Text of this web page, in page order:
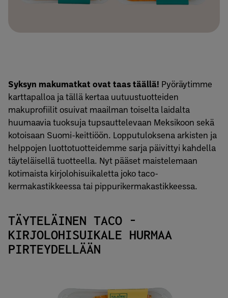
Syksyn makumatkat ovat taas täällä! Pyöräytimme
karttapalloa ja tällä kertaa uutuustuotteiden
makuprofiilit osuivat maailman toiselta laidalta
huumaavia tuoksuja tupsauttelevaan Meksikoon sekä
kotoisaan Suomi-keittiöön. Lopputuloksena arkisten ja
helppojen luottotuotteidemme sarja päivittyi kahdella
täyteläisellä tuotteella. Nyt pääset maistelemaan
kotimaista kirjolohisuikaletta joko taco-
kermakastikkeessa tai pippurikermakastikkeessa.
TÄYTELÄINEN TACO -
KIRJOLOHISUIKALE HURMAA
PIRTEYDELLÄÄN